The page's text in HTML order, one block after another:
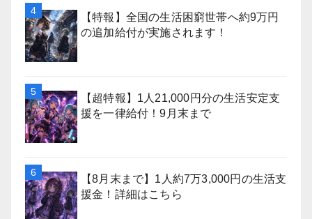
【特報】全国の生活困窮世帯へ約9万円
の追加給付が実施されます！
【超特報】1人21,000円分の生活安定支
援を一律給付！9月末まで
【8月末まで】1人約7万3,000円の生活支
援金！詳細はこちら